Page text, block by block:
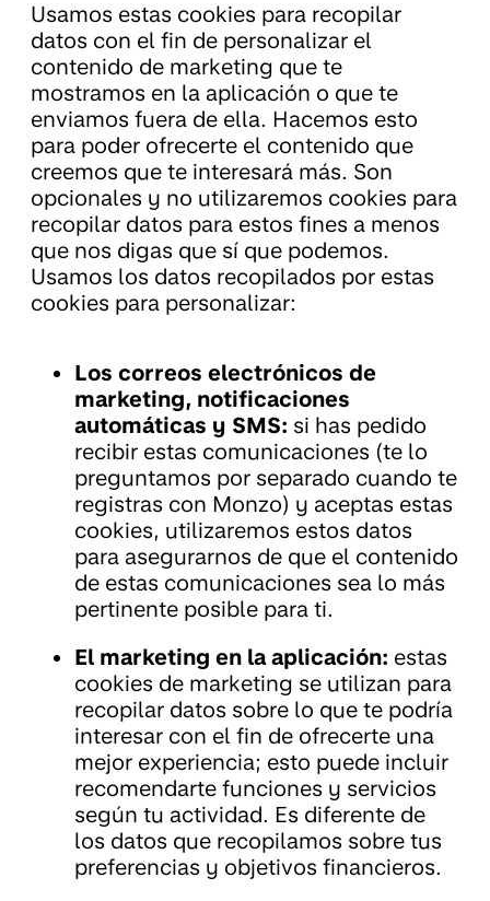
Usamos estas cookies para recopilar
datos con el fin de personalizar el
contenido de marketing que te
mostramos en la aplicación o que te
enviamos fuera de ella. Hacemos esto
para poder ofrecerte el contenido que
creemos que te interesará más. Son
opcionales y no utilizaremos cookies para
recopilar datos para estos fines a menos
que nos digas que sí que podemos.
Usamos los datos recopilados por estas
cookies para personalizar:
Los correos electrónicos de
marketing, notificaciones
automáticas y SMS: si has pedido
recibir estas comunicaciones (te lo
preguntamos por separado cuando te
registras con Monzo) y aceptas estas
cookies, utilizaremos estos datos
para asegurarnos de que el contenido
de estas comunicaciones sea lo más
pertinente posible para ti.
El marketing en la aplicación: estas
cookies de marketing se utilizan para
recopilar datos sobre lo que te podría
interesar con el fin de ofrecerte una
mejor experiencia; esto puede incluir
recomendarte funciones y servicios
según tu actividad. Es diferente de
los datos que recopilamos sobre tus
preferencias y objetivos financieros.